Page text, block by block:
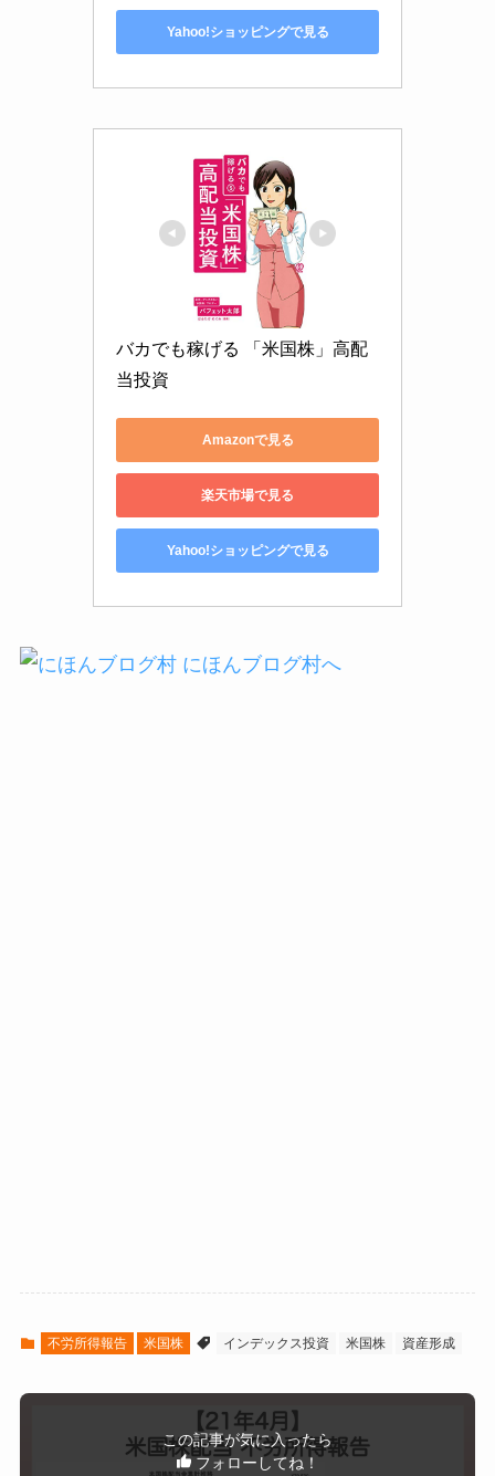
Yahoo!ショッピングで見る
バカでも稼げる 「米国株」高配
当投資
Amazonで見る
楽天市場で見る
Yahoo!ショッピングで見る
不労所得報告 米国株 インデックス投資 米国株 資産形成
この記事が気に入ったら
フォローしてね！